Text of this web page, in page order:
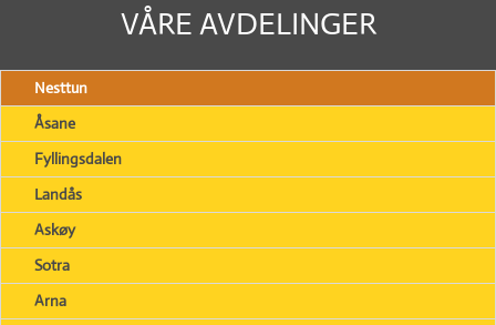
VÅRE AVDELINGER
Nesttun
Åsane
Fyllingsdalen
Landås
Askøy
Sotra
Arna